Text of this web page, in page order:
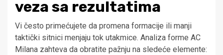
veza sa rezultatima
Vi često primećujete da promena formacije ili manji
taktički sitnici menjaju tok utakmice. Analiza forme AC
Milana zahteva da obratite pažnju na sledeće elemente: